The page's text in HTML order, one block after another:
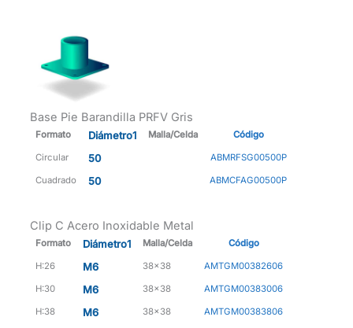
Base Pie Barandilla PRFV Gris
Formato Diámetro1 Malla/Celda Código
Circular 50 ABMRFSG00500P
Cuadrado 50 ABMCFAG00500P
Clip C Acero Inoxidable Metal
Formato Diámetro1 Malla/Celda Código
H:26 M6 38x38 AMTGM00382606
H:30 M6 38x38 AMTGM00383006
H:38 M6 38x38 AMTGM00383806